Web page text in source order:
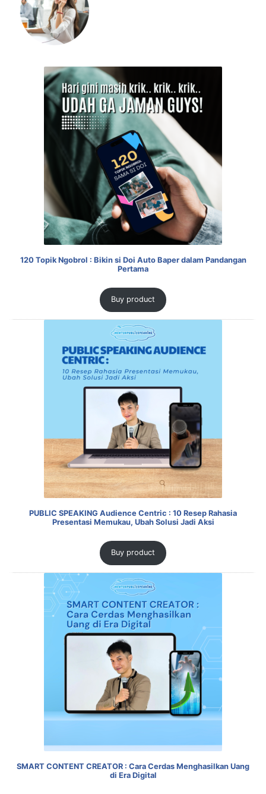
120 Topik Ngobrol : Bikin si Doi Auto Baper dalam Pandangan
Pertama
Buy product
PUBLIC SPEAKING Audience Centric : 10 Resep Rahasia
Presentasi Memukau, Ubah Solusi Jadi Aksi
Buy product
SMART CONTENT CREATOR : Cara Cerdas Menghasilkan Uang
di Era Digital